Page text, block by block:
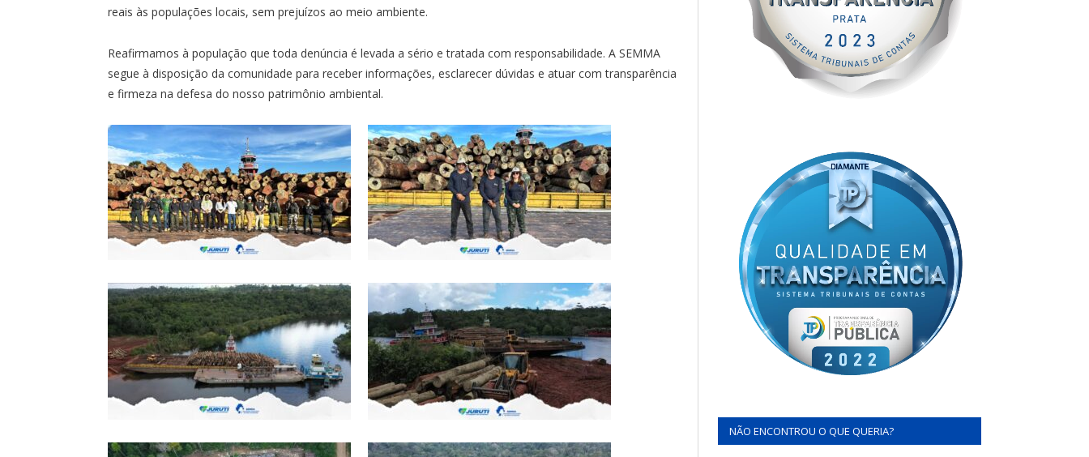
reais às populações locais, sem prejuízos ao meio ambiente.
Reafirmamos à população que toda denúncia é levada a sério e tratada com responsabilidade. A SEMMA
segue à disposição da comunidade para receber informações, esclarecer dúvidas e atuar com transparência
e firmeza na defesa do nosso patrimônio ambiental.
NÃO ENCONTROU O QUE QUERIA?